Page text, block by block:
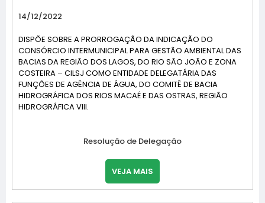
14/12/2022
DISPÕE SOBRE A PRORROGAÇÃO DA INDICAÇÃO DO
CONSÓRCIO INTERMUNICIPAL PARA GESTÃO AMBIENTAL DAS
BACIAS DA REGIÃO DOS LAGOS, DO RIO SÃO JOÃO E ZONA
COSTEIRA – CILSJ COMO ENTIDADE DELEGATÁRIA DAS
FUNÇÕES DE AGÊNCIA DE ÁGUA, DO COMITÊ DE BACIA
HIDROGRÁFICA DOS RIOS MACAÉ E DAS OSTRAS, REGIÃO
HIDROGRÁFICA VIII.
Resolução de Delegação
VEJA MAIS